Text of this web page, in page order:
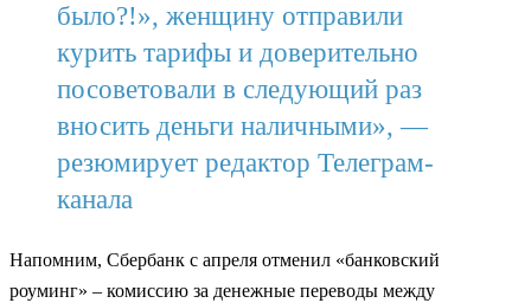
было?!», женщину отправили
курить тарифы и доверительно
посоветовали в следующий раз
вносить деньги наличными», —
резюмирует редактор Телеграм-
канала
Напомним, Сбербанк с апреля отменил «банковский
роуминг» – комиссию за денежные переводы между